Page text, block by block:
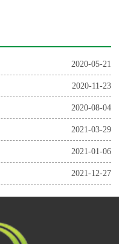
2020-05-21
2020-11-23
2020-08-04
2021-03-29
2021-01-06
2021-12-27